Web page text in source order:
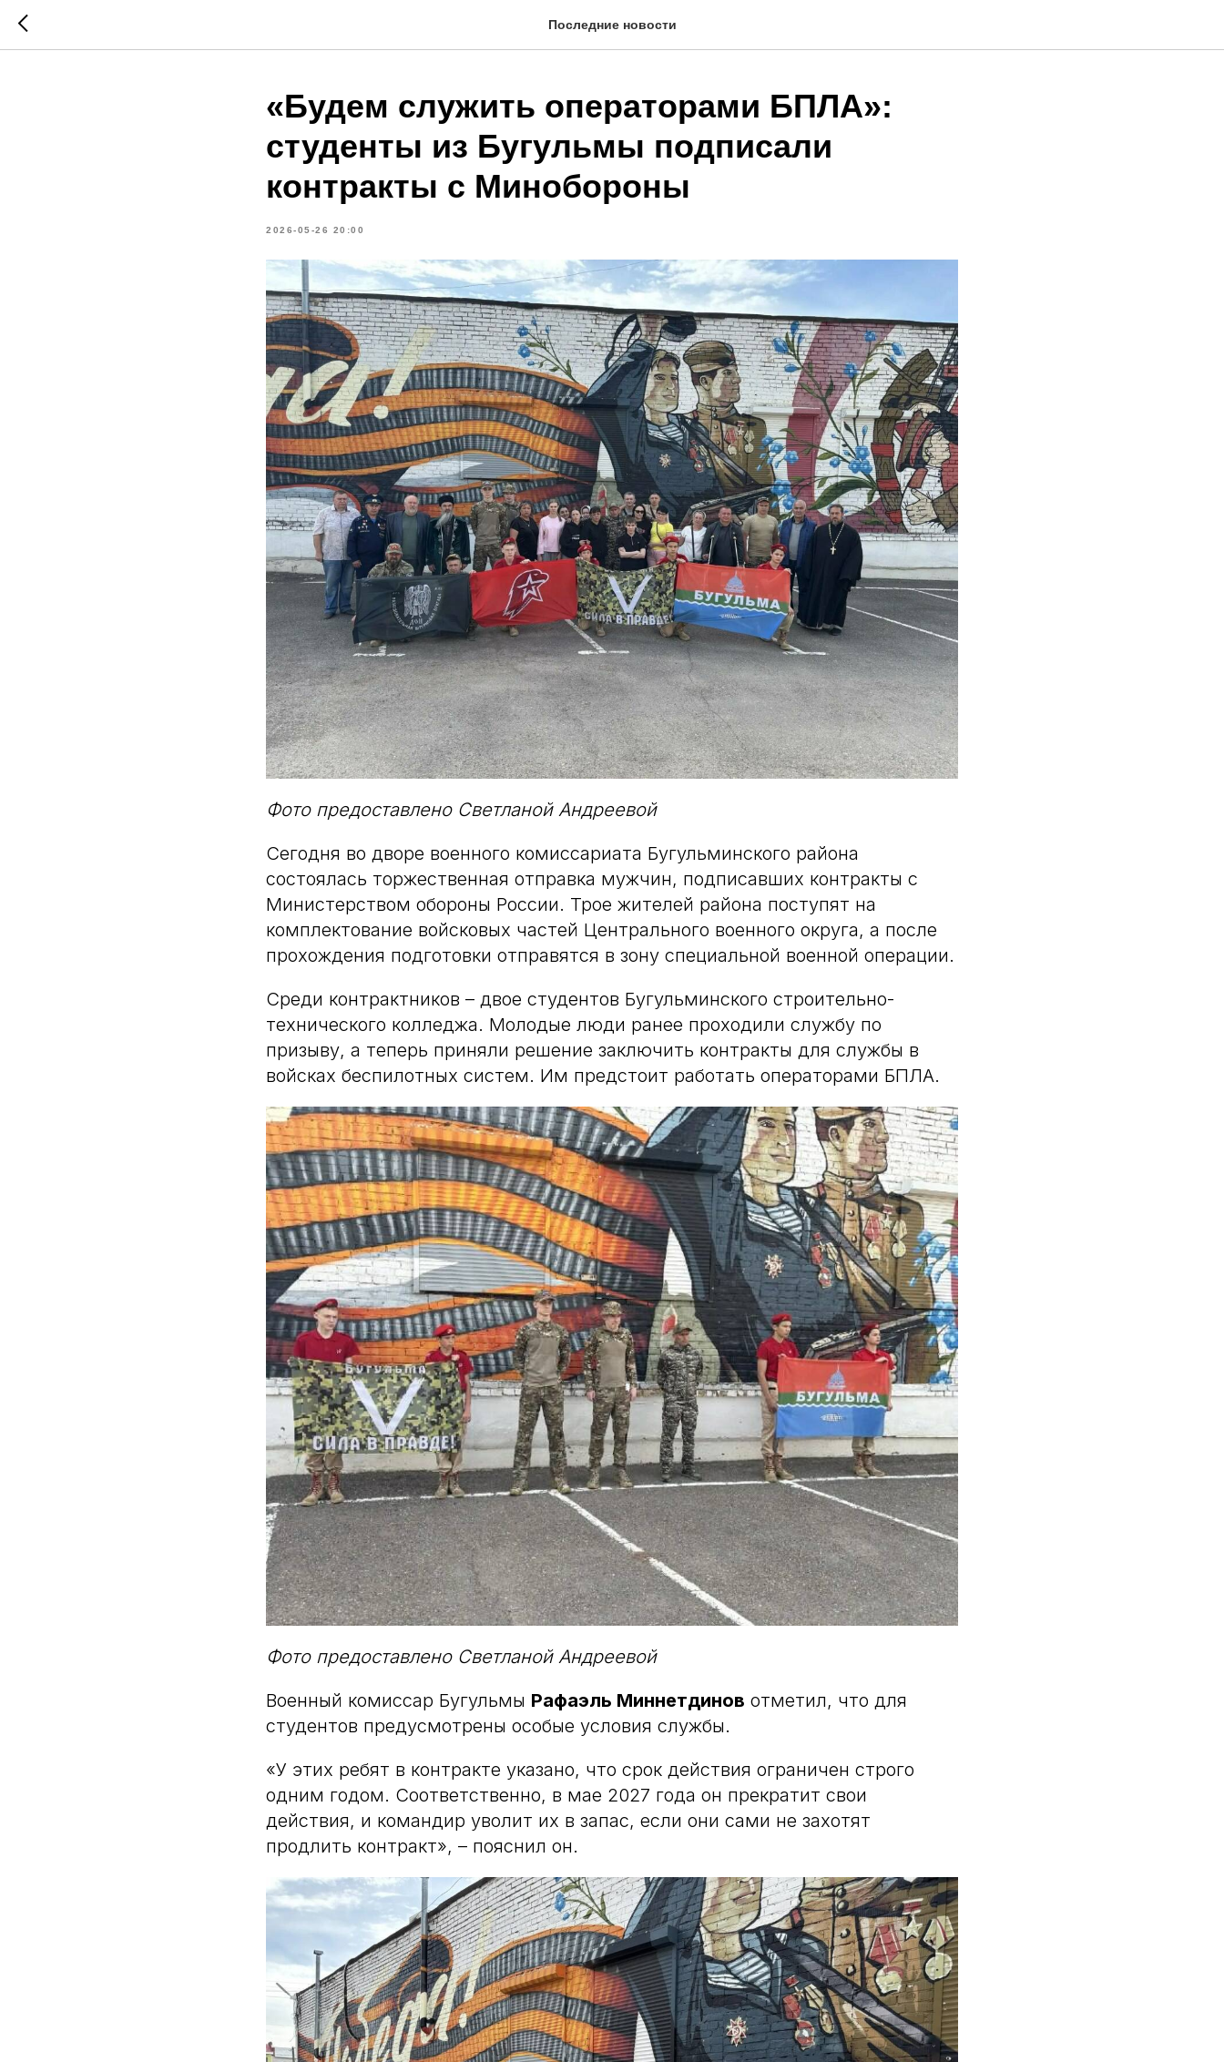
Последние новости
«Будем служить операторами БПЛА»:
студенты из Бугульмы подписали
контракты с Минобороны
2026-05-26 20:00
Фото предоставлено Светланой Андреевой
Сегодня во дворе военного комиссариата Бугульминского района
состоялась торжественная отправка мужчин, подписавших контракты с
Министерством обороны России. Трое жителей района поступят на
комплектование войсковых частей Центрального военного округа, а после
прохождения подготовки отправятся в зону специальной военной операции.
Среди контрактников – двое студентов Бугульминского строительно-
технического колледжа. Молодые люди ранее проходили службу по
призыву, а теперь приняли решение заключить контракты для службы в
войсках беспилотных систем. Им предстоит работать операторами БПЛА.
Фото предоставлено Светланой Андреевой
Военный комиссар Бугульмы Рафаэль Миннетдинов отметил, что для
студентов предусмотрены особые условия службы.
«У этих ребят в контракте указано, что срок действия ограничен строго
одним годом. Соответственно, в мае 2027 года он прекратит свои
действия, и командир уволит их в запас, если они сами не захотят
продлить контракт», – пояснил он.